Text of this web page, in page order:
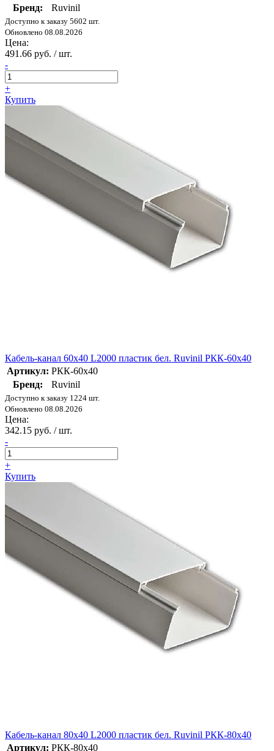
Бренд:
Ruvinil
Доступно к заказу 5602 шт.
Обновлено 08.08.2026
Цена:
491.66 руб. / шт.
-
+
Купить
Кабель-канал 60х40 L2000 пластик бел. Ruvinil РКК-60х40
Артикул: РКК-60х40
Бренд:
Ruvinil
Доступно к заказу 1224 шт.
Обновлено 08.08.2026
Цена:
342.15 руб. / шт.
-
+
Купить
Кабель-канал 80х40 L2000 пластик бел. Ruvinil РКК-80х40
Артикул: РКК-80х40